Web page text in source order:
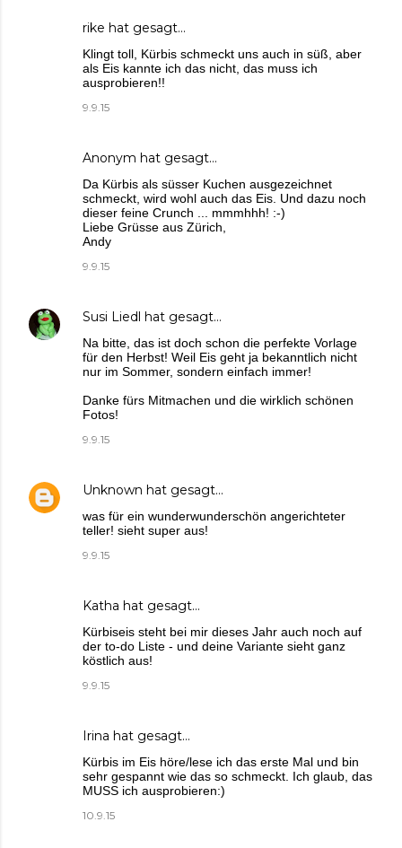
rike hat gesagt…
Klingt toll, Kürbis schmeckt uns auch in süß, aber
als Eis kannte ich das nicht, das muss ich
ausprobieren!!
9.9.15
Anonym hat gesagt…
Da Kürbis als süsser Kuchen ausgezeichnet
schmeckt, wird wohl auch das Eis. Und dazu noch
dieser feine Crunch ... mmmhhh! :-)
Liebe Grüsse aus Zürich,
Andy
9.9.15
Susi Liedl hat gesagt…
Na bitte, das ist doch schon die perfekte Vorlage
für den Herbst! Weil Eis geht ja bekanntlich nicht
nur im Sommer, sondern einfach immer!
Danke fürs Mitmachen und die wirklich schönen
Fotos!
9.9.15
Unknown hat gesagt…
was für ein wunderwunderschön angerichteter
teller! sieht super aus!
9.9.15
Katha hat gesagt…
Kürbiseis steht bei mir dieses Jahr auch noch auf
der to-do Liste - und deine Variante sieht ganz
köstlich aus!
9.9.15
Irina hat gesagt…
Kürbis im Eis höre/lese ich das erste Mal und bin
sehr gespannt wie das so schmeckt. Ich glaub, das
MUSS ich ausprobieren:)
10.9.15